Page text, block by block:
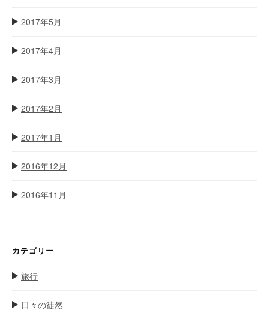
2017年5月
2017年4月
2017年3月
2017年2月
2017年1月
2016年12月
2016年11月
カテゴリー
旅行
日々の徒然